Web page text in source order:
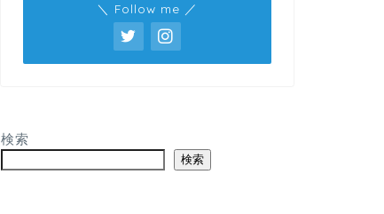
＼ Follow me ／
検索
検索